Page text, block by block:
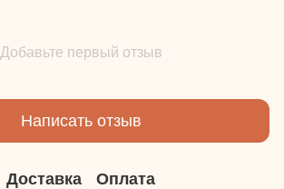
Добавьте первый отзыв
Написать отзыв
Доставка Оплата